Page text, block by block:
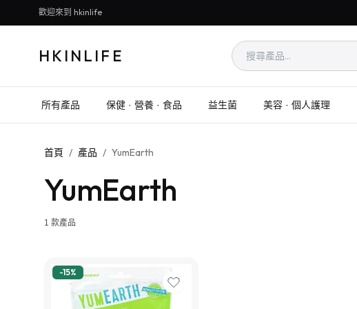
歡迎來到 hkinlife
HKINLIFE
所有產品 保健 · 營養 · 食品 益生菌 美容 · 個人護理
首頁 / 產品 / YumEarth
YumEarth
1 款產品
-15%